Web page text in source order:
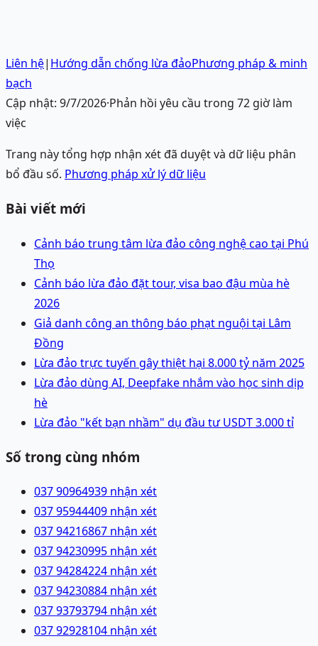
Liên hệ| Hướng dẫn chống lừa đảoPhương pháp & minh
bạch
Cập nhật: 9/7/2026·Phản hồi yêu cầu trong 72 giờ làm
việc
Trang này tổng hợp nhận xét đã duyệt và dữ liệu phân
bổ đầu số. Phương pháp xử lý dữ liệu
Bài viết mới
Cảnh báo trung tâm lừa đảo công nghệ cao tại Phú
Thọ
Cảnh báo lừa đảo đặt tour, visa bao đậu mùa hè
2026
Giả danh công an thông báo phạt nguội tại Lâm
Đồng
Lừa đảo trực tuyến gây thiệt hại 8.000 tỷ năm 2025
Lừa đảo dùng AI, Deepfake nhắm vào học sinh dịp
hè
Lừa đảo "kết bạn nhầm" dụ đầu tư USDT 3.000 tỉ
Số trong cùng nhóm
037 90964939 nhận xét
037 95944409 nhận xét
037 94216867 nhận xét
037 94230995 nhận xét
037 94284224 nhận xét
037 94230884 nhận xét
037 93793794 nhận xét
037 92928104 nhận xét